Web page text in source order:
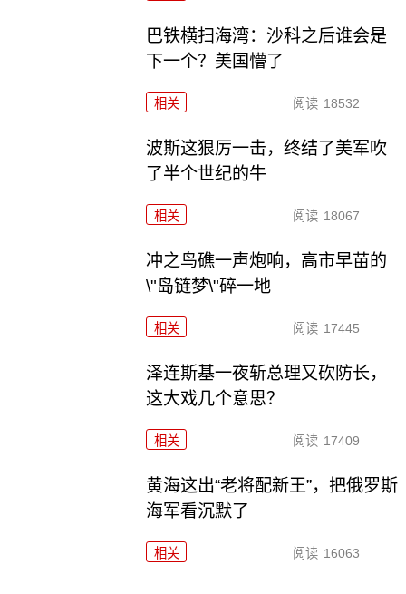
巴铁横扫海湾：沙科之后谁会是
下一个？美国懵了
相关 阅读 18532
波斯这狠厉一击，终结了美军吹
了半个世纪的牛
相关 阅读 18067
冲之鸟礁一声炮响，高市早苗的
\"岛链梦\"碎一地
相关 阅读 17445
泽连斯基一夜斩总理又砍防长，
这大戏几个意思？
相关 阅读 17409
黄海这出“老将配新王”，把俄罗斯
海军看沉默了
相关 阅读 16063